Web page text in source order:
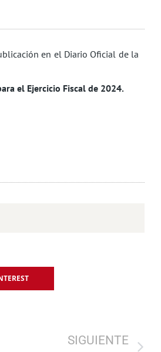
en el Diario Oficial de la
el Ejercicio Fiscal de 2024.
SIGUIENTE